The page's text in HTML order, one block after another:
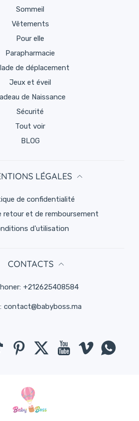
Sommeil
Vêtements
Pour elle
Parapharmacie
de déplacement
Jeux et éveil
Cadeau de Naissance
Sécurité
Tout voir
BLOG
LÉGALES
de confidentialité
retour et de remboursement
d'utilisation
CONTACTS
+212625408584
contact@babyboss.ma
TikTok PinterestTwitter YouTubeViméo